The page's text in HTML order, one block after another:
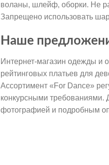
воланы, шлейф, оборки. Не
Запрещено использовать
Наше
Интернет-магазин одежды и
рейтинговых платьев для
Ассортимент «For Dance»
конкурсными требованиями.
фотографией и подробным